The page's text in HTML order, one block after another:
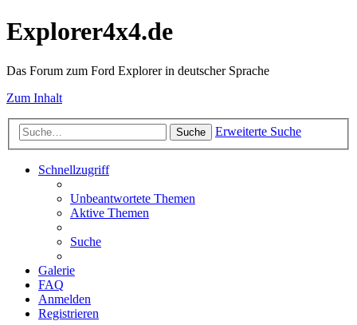
Explorer4x4.de
Das Forum zum Ford Explorer in deutscher Sprache
Zum Inhalt
Suche Erweiterte Suche
Schnellzugriff
Unbeantwortete Themen
Aktive Themen
Suche
Galerie
FAQ
Anmelden
Registrieren